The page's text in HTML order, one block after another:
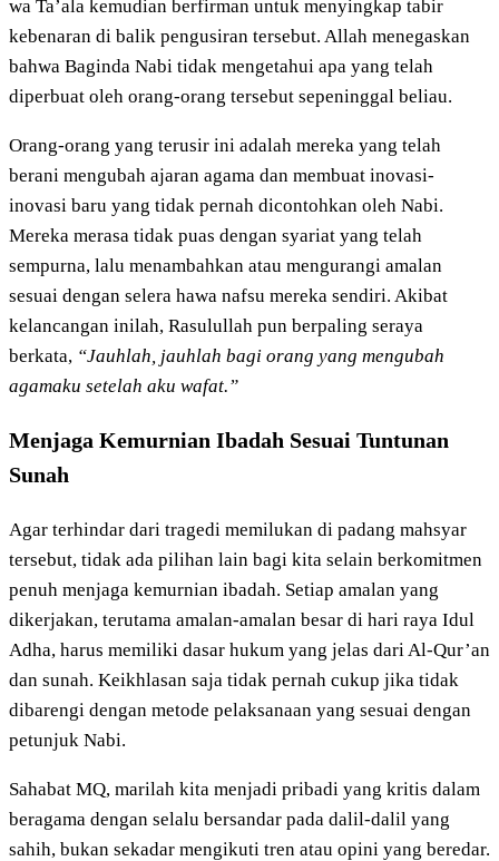
wa Ta’ala kemudian berfirman untuk menyingkap tabir
kebenaran di balik pengusiran tersebut. Allah menegaskan
bahwa Baginda Nabi tidak mengetahui apa yang telah
diperbuat oleh orang-orang tersebut sepeninggal beliau.
Orang-orang yang terusir ini adalah mereka yang telah
berani mengubah ajaran agama dan membuat inovasi-
inovasi baru yang tidak pernah dicontohkan oleh Nabi.
Mereka merasa tidak puas dengan syariat yang telah
sempurna, lalu menambahkan atau mengurangi amalan
sesuai dengan selera hawa nafsu mereka sendiri. Akibat
kelancangan inilah, Rasulullah pun berpaling seraya
berkata, “Jauhlah, jauhlah bagi orang yang mengubah
agamaku setelah aku wafat.”
Menjaga Kemurnian Ibadah Sesuai Tuntunan
Sunah
Agar terhindar dari tragedi memilukan di padang mahsyar
tersebut, tidak ada pilihan lain bagi kita selain berkomitmen
penuh menjaga kemurnian ibadah. Setiap amalan yang
dikerjakan, terutama amalan-amalan besar di hari raya Idul
Adha, harus memiliki dasar hukum yang jelas dari Al-Qur’an
dan sunah. Keikhlasan saja tidak pernah cukup jika tidak
dibarengi dengan metode pelaksanaan yang sesuai dengan
petunjuk Nabi.
Sahabat MQ, marilah kita menjadi pribadi yang kritis dalam
beragama dengan selalu bersandar pada dalil-dalil yang
sahih, bukan sekadar mengikuti tren atau opini yang beredar.